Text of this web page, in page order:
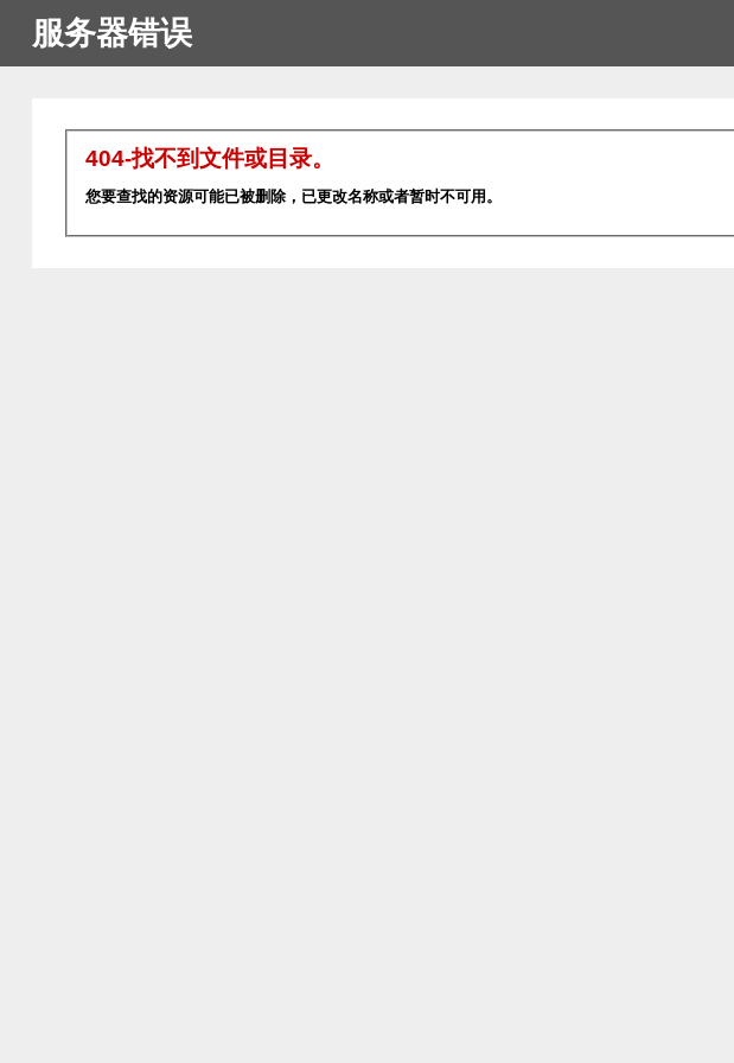
服务器错误
404-找不到文件或目录。
您要查找的资源可能已被删除，已更改名称或者暂时不可用。